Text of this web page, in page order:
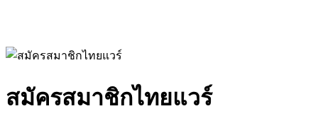
สมัครสมาชิกไทยแวร์